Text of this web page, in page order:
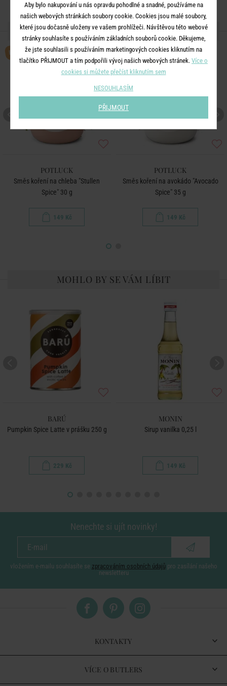
DALŠÍ PRODUKTY ZE SÉRIE
BESTSELLER
POTLUCK
Směs koření na chleba "Stullen
Spice" 30 g
149 Kč
POTLUCK
Směs koření na avokádo "Avocado
Spice" 35 g
149 Kč
MOHLO BY SE VÁM LÍBIT
BARÚ
Pumpkin Spice Latte v prášku 250 g
229 Kč
MONIN
Sirup vanilka 0,25 l
149 Kč
Nenechte si ujít novinky!
vložením e-mailu souhlasíte se zpracováním osobních údajů pro zasílání našeho
newsletteru
KONTAKTY
VÍCE O BUTLERS
Aby bylo nakupování u nás opravdu pohodlné a snadné, používáme na
našich webových stránkách soubory cookie. Cookies jsou malé soubory,
které jsou dočasně uloženy ve vašem prohlížeči. Návštěvou této webové
stránky souhlasíte s používáním základních souborů cookie. Děkujeme,
že jste souhlasili s používáním marketingových cookies kliknutím na
tlačítko PŘIJMOUT a tím podpořili vývoj našich webových stránek. Více o
cookies si můžete přečíst kliknutím sem
NESOUHLASÍM
PŘIJMOUT